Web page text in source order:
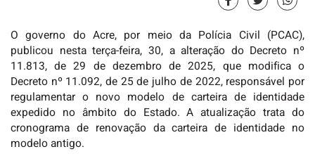
O governo do Acre, por meio da Polícia Civil (PCAC),
publicou nesta terça-feira, 30, a alteração do Decreto nº
11.813, de 29 de dezembro de 2025, que modifica o
Decreto nº 11.092, de 25 de julho de 2022, responsável por
regulamentar o novo modelo de carteira de identidade
expedido no âmbito do Estado. A atualização trata do
cronograma de renovação da carteira de identidade no
modelo antigo.